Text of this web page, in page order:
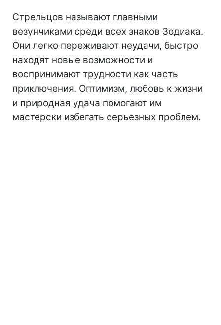
Стрельцов называют главными
везунчиками среди всех знаков Зодиака.
Они легко переживают неудачи, быстро
находят новые возможности и
воспринимают трудности как часть
приключения. Оптимизм, любовь к жизни
и природная удача помогают им
мастерски избегать серьезных проблем.